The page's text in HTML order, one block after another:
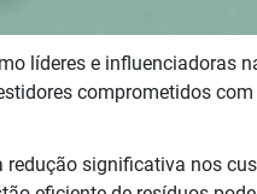
líderes e influenciadoras
comprometidos com
redução significativa nos